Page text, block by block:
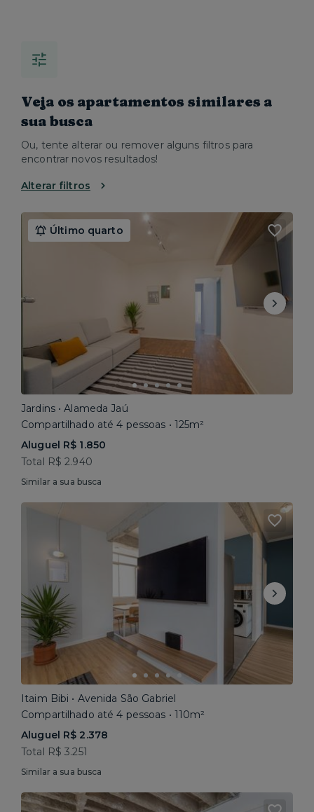
Veja os apartamentos similares a
sua busca
Ou, tente alterar ou remover alguns filtros para
encontrar novos resultados!
Alterar filtros
Último quarto
Jardins • Alameda Jaú
Compartilhado até 4 pessoas • 125m²
Aluguel R$ 1.850
Total R$ 2.940
Similar a sua busca
Itaim Bibi • Avenida São Gabriel
Compartilhado até 4 pessoas • 110m²
Aluguel R$ 2.378
Total R$ 3.251
Similar a sua busca